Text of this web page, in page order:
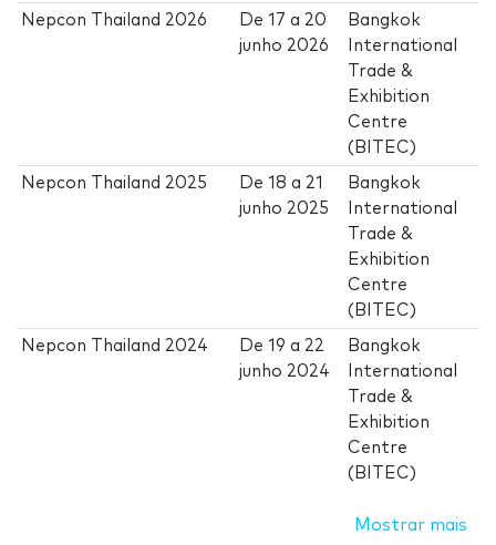
Nepcon Thailand 2026 De17 a 20
junho 2026
Bangkok
International
Trade &
Exhibition
Centre
(BITEC)
Nepcon Thailand 2025 De18 a 21
junho 2025
Bangkok
International
Trade &
Exhibition
Centre
(BITEC)
Nepcon Thailand 2024 De19 a 22
junho 2024
Bangkok
International
Trade &
Exhibition
Centre
(BITEC)
Mostrar mais